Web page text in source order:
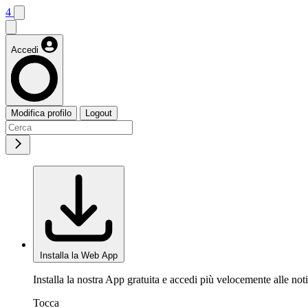
4
Accedi
Modifica profilo Logout
Installa la Web App
Installa la nostra App gratuita e accedi più velocemente alle
Tocca